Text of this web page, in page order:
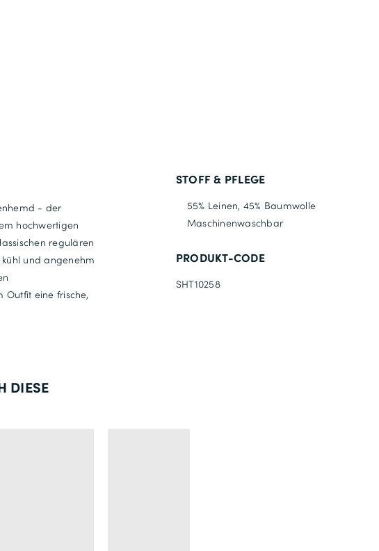
- der
hochwertigen
regulären
und angenehm
eine frische,
STOFF & PFLEGE
55% Leinen, 45% Baumwolle
Maschinenwaschbar
PRODUKT-CODE
SHT10258
DIESE